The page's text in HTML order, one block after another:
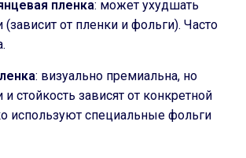
пленка: может ухудшать
от пленки и фольги). Часто
: визуально премиальна, но
стойкость зависят от конкретной
используют специальные фольги